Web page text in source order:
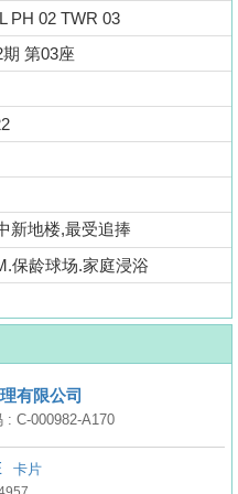
PH 02 TWR 03
第03座
新地楼,最受追捧
保龄球场.家庭浸浴
有限公司
: C-000982-A170
卡片